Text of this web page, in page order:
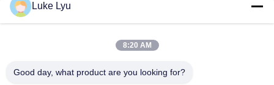
Invii
Luke Lyu
8:20 AM
Good day, what product are you looking for?